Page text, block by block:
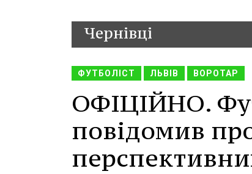
Чернівці
ФУТБОЛІСТ ЛЬВІВ ВОРОТАР
ОФІЦІЙНО.
повідомив